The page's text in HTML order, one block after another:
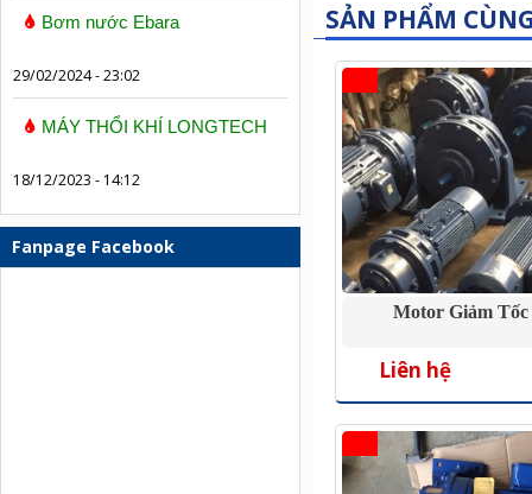
Bơm nước Ebara
29/02/2024 - 23:02
MÁY THỔI KHÍ LONGTECH
18/12/2023 - 14:12
Fanpage Facebook
SẢN PHẨM
Motor Giảm
Liên hệ